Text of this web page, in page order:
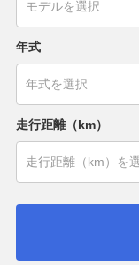
年式
走行距離（km）